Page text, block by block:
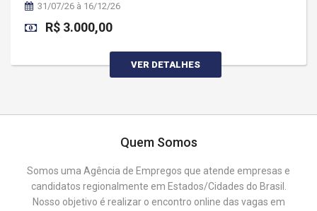
31/07/26 à 16/12/26
R$ 3.000,00
VER DETALHES
Quem Somos
Somos uma Agência de Empregos que atende empresas e
candidatos regionalmente em Estados/Cidades do Brasil.
Nosso objetivo é realizar o encontro online das vagas em